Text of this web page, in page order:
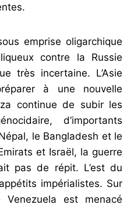
emprise oligarchique
contre la Russie
très incertaine. L’Asie
à une nouvelle
continue de subir les
d’importants
le Bangladesh et le
et Israël, la guerre
pas de répit. L’est du
impérialistes. Sur
est menacé